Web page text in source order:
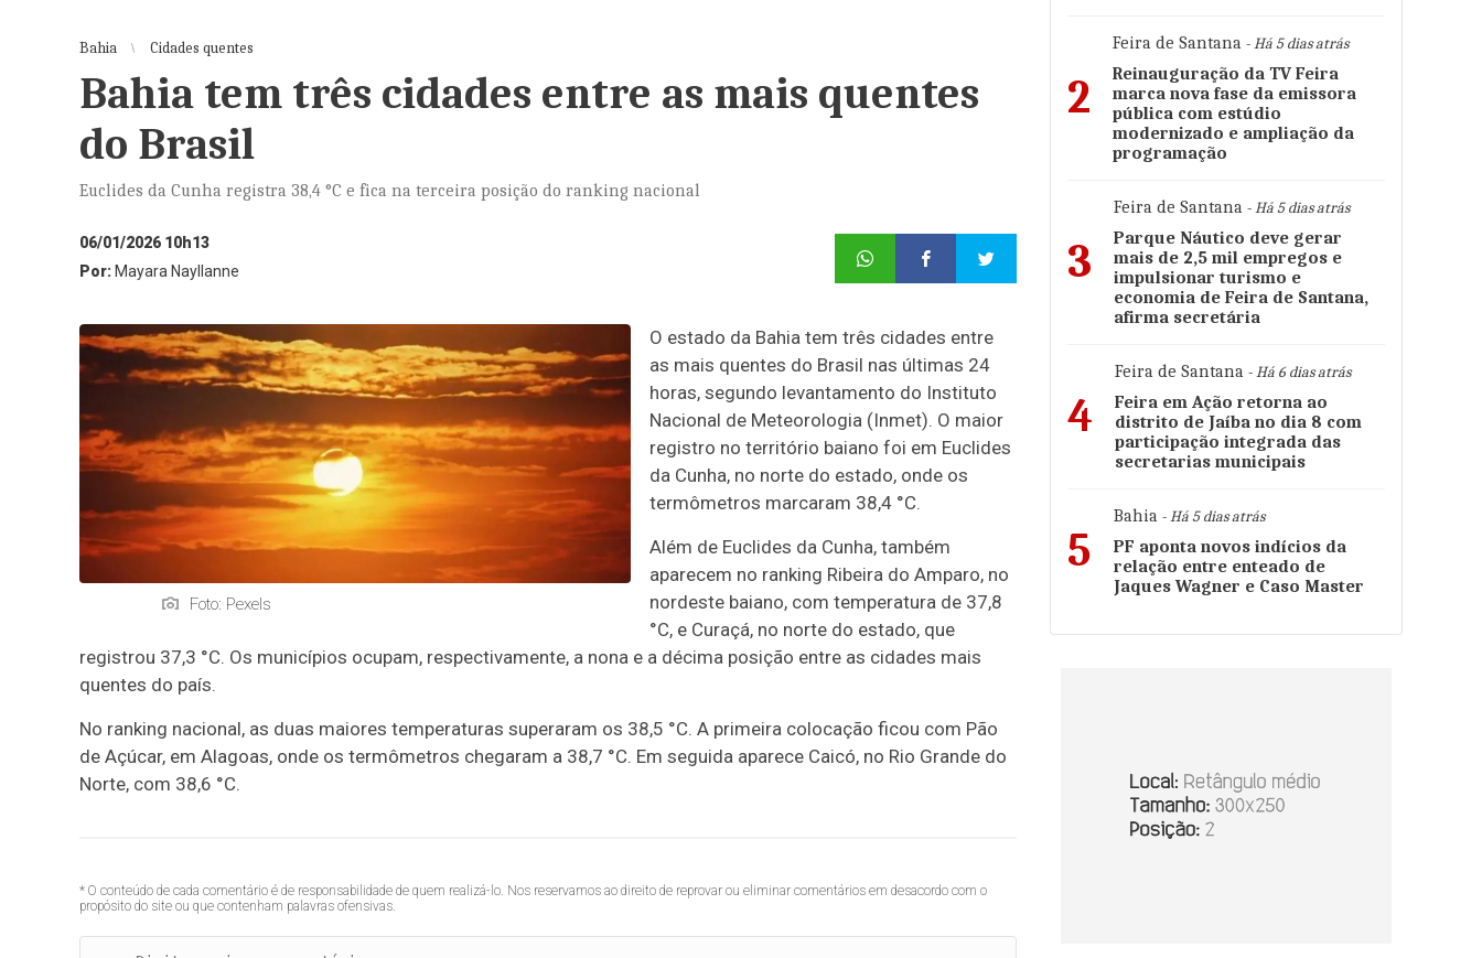
Bahia Cidades quentes
Bahia tem três cidades entre as mais quentes
do Brasil
Euclides da Cunha registra 38,4 °C e fica na terceira posição do ranking nacional
06/01/2026 10h13
Por: Mayara Nayllanne
Foto: Pexels
O estado da Bahia tem três cidades entre
as mais quentes do Brasil nas últimas 24
horas, segundo levantamento do Instituto
Nacional de Meteorologia (Inmet). O maior
registro no território baiano foi em Euclides
da Cunha, no norte do estado, onde os
termômetros marcaram 38,4 °C.
Além de Euclides da Cunha, também
aparecem no ranking Ribeira do Amparo, no
nordeste baiano, com temperatura de 37,8
°C, e Curaçá, no norte do estado, que
registrou 37,3 °C. Os municípios ocupam, respectivamente, a nona e a décima posição entre as cidades mais
quentes do país.
No ranking nacional, as duas maiores temperaturas superaram os 38,5 °C. A primeira colocação ficou com Pão
de Açúcar, em Alagoas, onde os termômetros chegaram a 38,7 °C. Em seguida aparece Caicó, no Rio Grande do
Norte, com 38,6 °C.
* O conteúdo de cada comentário é de responsabilidade de quem realizá-lo. Nos reservamos ao direito de reprovar ou eliminar comentários em desacordo com o
propósito do site ou que contenham palavras ofensivas.
2
Feira de Santana - Há 5 dias atrás
Reinauguração da TV Feira
marca nova fase da emissora
pública com estúdio
modernizado e ampliação da
programação
3
Feira de Santana - Há 5 dias atrás
Parque Náutico deve gerar
mais de 2,5 mil empregos e
impulsionar turismo e
economia de Feira de Santana,
afirma secretária
4
Feira de Santana - Há 6 dias atrás
Feira em Ação retorna ao
distrito de Jaíba no dia 8 com
participação integrada das
secretarias municipais
5
Bahia - Há 5 dias atrás
PF aponta novos indícios da
relação entre enteado de
Jaques Wagner e Caso Master